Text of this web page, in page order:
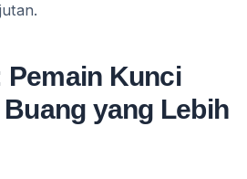
Pemain Kunci
yang Lebih